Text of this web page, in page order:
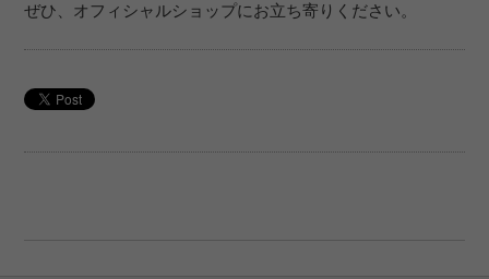
ぜひ、オフィシャルショップにお立ち寄りください。